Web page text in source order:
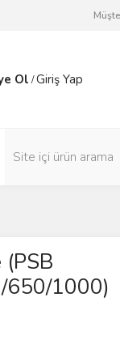
Ol /Giriş Yap
1000)